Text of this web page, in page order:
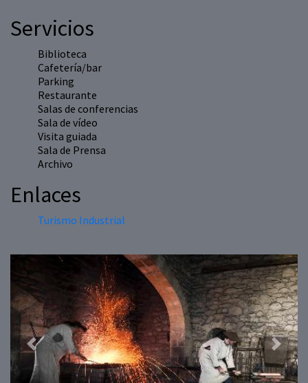
Servicios
Biblioteca
Cafetería/bar
Parking
Restaurante
Salas de conferencias
Sala de vídeo
Visita guiada
Sala de Prensa
Archivo
Enlaces
Turismo Industrial
Previous Next